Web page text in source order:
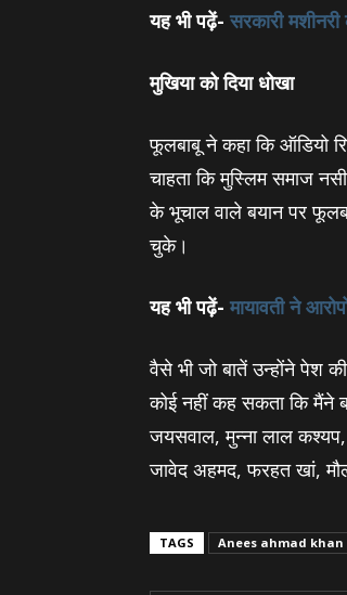
यह भी पढ़ें- सरकारी
मुखिया को दिया धोखा
फूलबाबू ने कहा कि ऑडियो
चाहता कि मुस्लिम समाज
के भूचाल वाले बयान पर
चुके।
यह भी पढ़ें- मायावती ने
वैसे भी जो बातें उन्‍होंने पेश
कोई नहीं कह सकता कि मैंने
जयसवाल, मुन्‍ना लाल कश्‍यप,
जावेद अहमद, फरहत खां,
TAGS Anees ahmad khan